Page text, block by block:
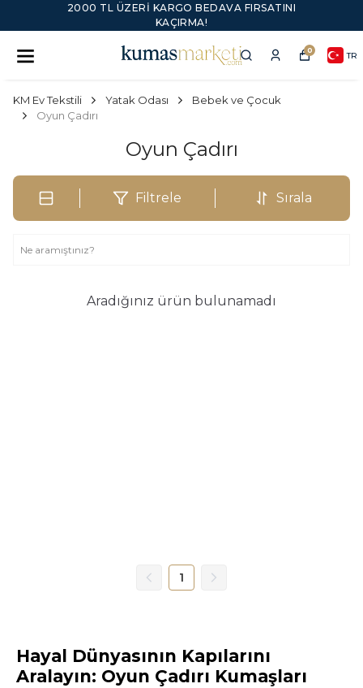
YENI SEZON ÜRÜNLER
0 TR
KM Ev Tekstili Yatak Odası
Bebek ve Çocuk
Oyun Çadırı
Oyun Çadırı
Filtrele Sırala
Aradığınız ürün bulunamadı
1
Hayal Dünyasının Kapılarını
Aralayın: Oyun Çadırı Kumaşları